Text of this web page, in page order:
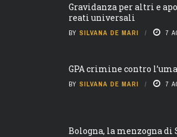
Gravidanza per altri e
reati universali
BY SILVANA DE MARI 7
GPA crimine contro
BY SILVANA DE MARI 7
Bologna, la menzogna di